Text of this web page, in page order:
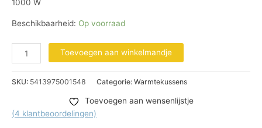
1000 W
Beschikbaarheid: Op voorraad
Toevoegen aan winkelmandje
SKU: 5413975001548 Categorie: Warmtekussens
Toevoegen aan wensenlijstje
(4 klantbeoordelingen)